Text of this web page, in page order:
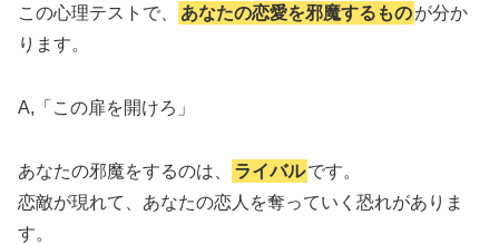
この心理テストで、 あなたの恋愛を邪魔するものが分か
ります。
A,「この扉を開けろ」
あなたの邪魔をするのは、 ライバルです。
恋敵が現れて、あなたの恋人を奪っていく恐れがありま
す。